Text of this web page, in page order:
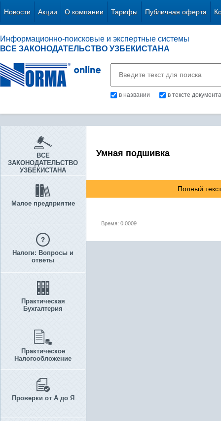
Новости Акции О компании Тарифы Публичная оферта
Информационно-поисковые и экспертные системы
ВСЕ ЗАКОНОДАТЕЛЬСТВО УЗБЕКИСТАНА
в названии в тексте документа
ВСЕ
ЗАКОНОДАТЕЛЬСТВО
УЗБЕКИСТАНА
Малое предприятие
Налоги: Вопросы и
ответы
Практическая
Бухгалтерия
Практическое
Налогообложение
Проверки от А до Я
Умная подшивка
Полный
Время: 0.0009